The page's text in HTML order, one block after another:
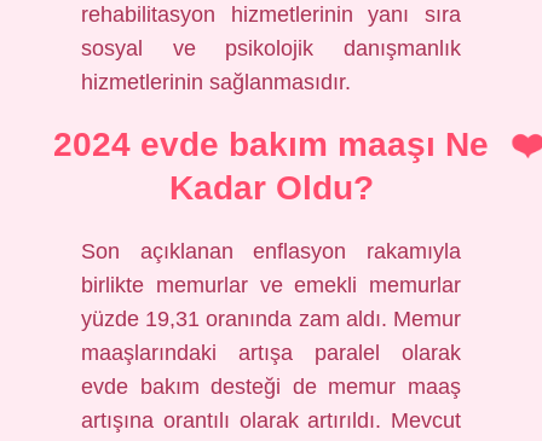
rehabilitasyon hizmetlerinin yanı sıra
sosyal ve psikolojik danışmanlık
hizmetlerinin sağlanmasıdır.
2024 evde bakım maaşı Ne
Kadar Oldu?
Son açıklanan enflasyon rakamıyla
birlikte memurlar ve emekli memurlar
yüzde 19,31 oranında zam aldı. Memur
maaşlarındaki artışa paralel olarak
evde bakım desteği de memur maaş
artışına orantılı olarak artırıldı. Mevcut